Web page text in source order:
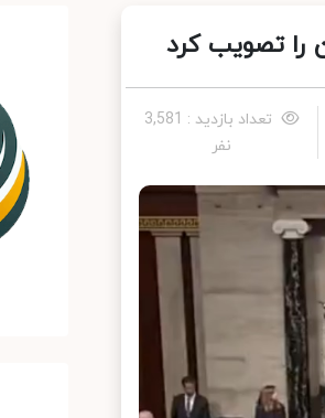
را تصویب کرد
تعداد بازدید : 3,581
نفر